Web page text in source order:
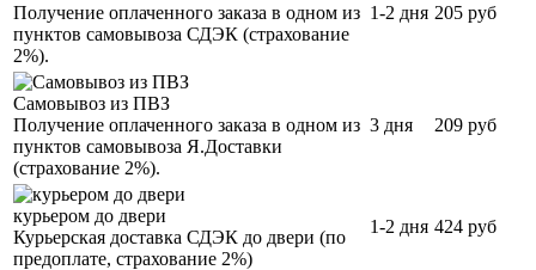
Получение оплаченного заказа в одном из
пунктов самовывоза СДЭК (страхование
2%).
1-2 дня 205 руб
Самовывоз из ПВЗ
Получение оплаченного заказа в одном из
пунктов самовывоза Я.Доставки
(страхование 2%).
3 дня 209 руб
курьером до двери
Курьерская доставка СДЭК до двери (по
предоплате, страхование 2%)
1-2 дня 424 руб